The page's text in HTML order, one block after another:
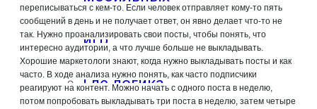
игр
Где логика
переписываться с кем-то. Если человек отправляет кому-то пять
сообщений в день и не получает ответ, он явно делает что-то не
так. Нужно проанализировать свои посты, чтобы понять, что
интересно аудитории, а что лучше больше не выкладывать.
Хорошие маркетологи знают, когда нужно выкладывать посты и как
часто. В ходе анализа нужно понять, как часто подписчики
реагируют на контент. Можно начать с одного поста в неделю,
потом попробовать выкладывать три поста в неделю, затем четыре